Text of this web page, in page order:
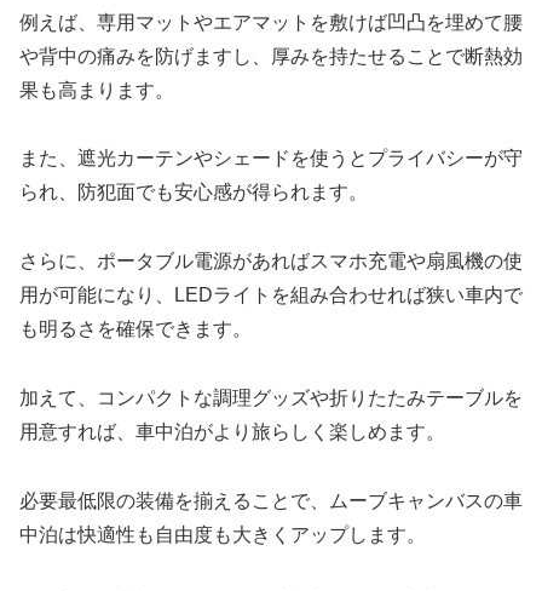
例えば、専用マットやエアマットを敷けば凹凸を埋めて腰
や背中の痛みを防げますし、厚みを持たせることで断熱効
果も高まります。
また、遮光カーテンやシェードを使うとプライバシーが守
られ、防犯面でも安心感が得られます。
さらに、ポータブル電源があればスマホ充電や扇風機の使
用が可能になり、LEDライトを組み合わせれば狭い車内で
も明るさを確保できます。
加えて、コンパクトな調理グッズや折りたたみテーブルを
用意すれば、車中泊がより旅らしく楽しめます。
必要最低限の装備を揃えることで、ムーブキャンバスの車
中泊は快適性も自由度も大きくアップします。